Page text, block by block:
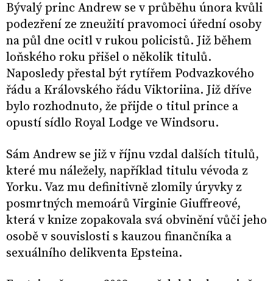
Bývalý princ Andrew se v průběhu února kvůli
podezření ze zneužití pravomoci úřední osoby
na půl dne ocitl v rukou policistů. Již během
loňského roku přišel o několik titulů.
Naposledy přestal být rytířem Podvazkového
řádu a Královského řádu Viktoriina. Již dříve
bylo rozhodnuto, že přijde o titul prince a
opustí sídlo Royal Lodge ve Windsoru.
Sám Andrew se již v říjnu vzdal dalších titulů,
které mu náležely, například titulu vévoda z
Yorku. Vaz mu definitivně zlomily úryvky z
posmrtných memoárů Virginie Giuffreové,
která v knize zopakovala svá obvinění vůči jeho
osobě v souvislosti s kauzou finančníka a
sexuálního delikventa Epsteina.